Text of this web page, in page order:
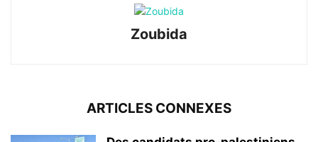
Zoubida
ARTICLES CONNEXES